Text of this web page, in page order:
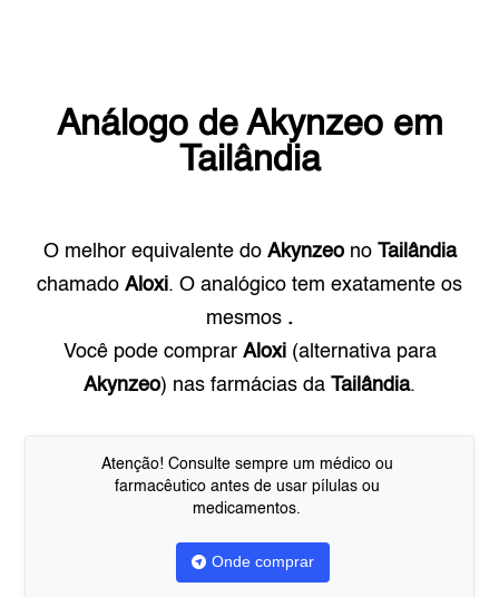
Análogo de Akynzeoem
Tailândia
O melhor equivalente do Akynzeono Tailândia
chamado Aloxi. O analógico tem exatamente os
mesmos .
Você pode comprar Aloxi(alternativa para
Akynzeo) nas farmácias da Tailândia.
Atenção! Consulte sempre um médico ou
farmacêutico antes de usar pílulas ou
medicamentos.
Onde comprar